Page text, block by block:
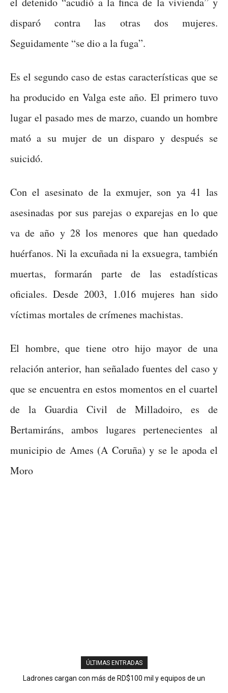
disparó contra las otras dos mujeres.
Seguidamente “se dio a la fuga”.
Es el segundo caso de estas características que se
ha producido en Valga este año. El primero tuvo
lugar el pasado mes de marzo, cuando un hombre
mató a su mujer de un disparo y después se
suicidó.
Con el asesinato de la exmujer, son ya 41 las
asesinadas por sus parejas o exparejas en lo que
va de año y 28 los menores que han quedado
huérfanos. Ni la excuñada ni la exsuegra, también
muertas, formarán parte de las estadísticas
oficiales. Desde 2003, 1.016 mujeres han sido
víctimas mortales de crímenes machistas.
El hombre, que tiene otro hijo mayor de una
relación anterior, han señalado fuentes del caso y
que se encuentra en estos momentos en el cuartel
de la Guardia Civil de Milladoiro, es de
Bertamiráns, ambos lugares pertenecientes al
municipio de Ames (A Coruña) y se le apoda el
Moro
ÚLTIMAS ENTRADAS
Ladrones cargan con más de RD$100 mil y equipos de un
Abinader y Delignes liderarán el PRM tras pacto de plancha única